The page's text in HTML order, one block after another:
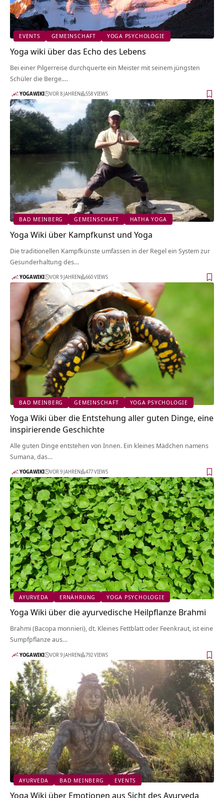
EVENTS GEMEINSCHAFT YOGA PSYCHOLOGIE
Yoga wiki über das Echo des Lebens
Bei einer Pilgerreise durchquerte ein Meister mit seinem jüngsten
Schüler die Berge.…
YOGAWIKI VOR 8 JAHREN 558 VIEWS
BAD MEINBERG GEMEINSCHAFT HATHA YOGA
Yoga Wiki über Kampfkunst und Yoga
Die traditionellen Kampfkünste umfassen in der Regel ein System zur
Gesunderhaltung des…
YOGAWIKI VOR 9 JAHREN 660 VIEWS
BAD MEINBERG GEMEINSCHAFT YOGA PSYCHOLOGIE
Yoga Wiki über die Entstehung aller guten Dinge, eine
inspirierende Geschichte
Alle guten Dinge entstehen von Innen. Ein kleines Mädchen namens
Sumana, das…
YOGAWIKI VOR 9 JAHREN 477 VIEWS
AYURVEDA ERNÄHRUNG YOGA PSYCHOLOGIE
Yoga Wiki über die ayurvedische Heilpflanze Brahmi
Brahmi (Bacopa monnieri), dt. Kleines Fettblatt oder Feenkraut, ist eine
Sumpfpflanze aus…
YOGAWIKI VOR 9 JAHREN 792 VIEWS
AYURVEDA BAD MEINBERG EVENTS
Yoga Wiki über Emotionen aus Sicht des Ayurveda